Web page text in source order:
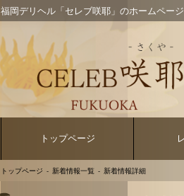
福岡デリヘル「セレブ咲耶」のホームページ
トップページ
トップページ 新着情報一覧 新着情報詳細